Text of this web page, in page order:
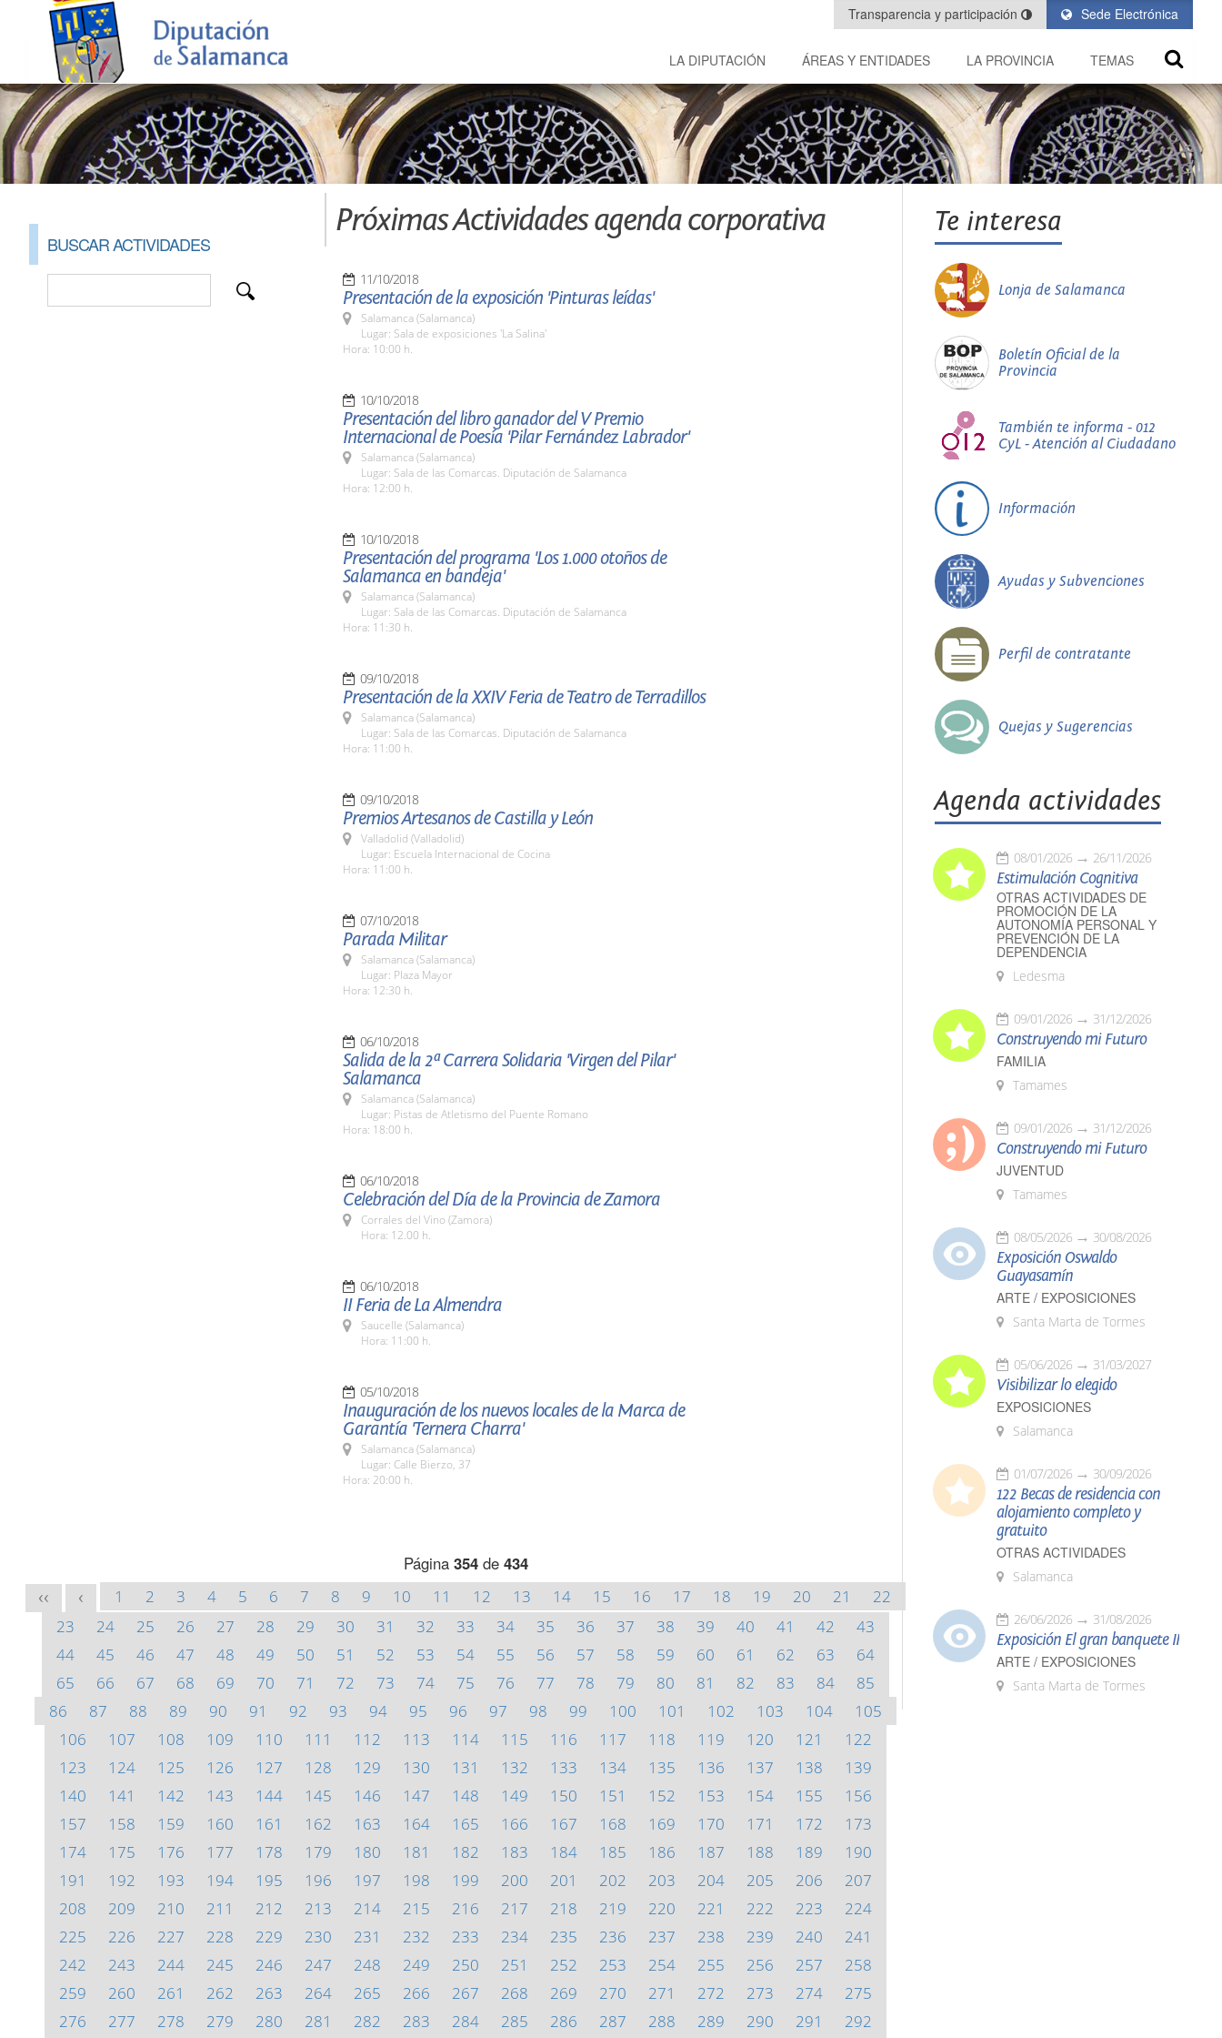
Sede Electrónica
Transparencia y participación
LA DIPUTACIÓN ÁREAS Y ENTIDADES LA PROVINCIA TEMAS
BUSCAR ACTIVIDADES
Próximas Actividades agenda corporativa
11/10/2018
Presentación de la exposición 'Pinturas leídas'
Salamanca (Salamanca)
Lugar: Sala de exposiciones 'La Salina'
Hora: 10:00 h.
10/10/2018
Presentación del libro ganador del V Premio
Internacional de Poesía 'Pilar Fernández Labrador'
Salamanca (Salamanca)
Lugar: Sala de las Comarcas. Diputación de Salamanca
Hora: 12:00 h.
10/10/2018
Presentación del programa 'Los 1.000 otoños de
Salamanca en bandeja'
Salamanca (Salamanca)
Lugar: Sala de las Comarcas. Diputación de Salamanca
Hora: 11:30 h.
09/10/2018
Presentación de la XXIV Feria de Teatro de Terradillos
Salamanca (Salamanca)
Lugar: Sala de las Comarcas. Diputación de Salamanca
Hora: 11:00 h.
09/10/2018
Premios Artesanos de Castilla y León
Valladolid (Valladolid)
Lugar: Escuela Internacional de Cocina
Hora: 11:00 h.
07/10/2018
Parada Militar
Salamanca (Salamanca)
Lugar: Plaza Mayor
Hora: 12:30 h.
06/10/2018
Salida de la 2ª Carrera Solidaria 'Virgen del Pilar'
Salamanca
Salamanca (Salamanca)
Lugar: Pistas de Atletismo del Puente Romano
Hora: 18:00 h.
06/10/2018
Celebración del Día de la Provincia de Zamora
Corrales del Vino (Zamora)
Hora: 12.00 h.
06/10/2018
II Feria de La Almendra
Saucelle (Salamanca)
Hora: 11:00 h.
05/10/2018
Inauguración de los nuevos locales de la Marca de
Garantía 'Ternera Charra'
Salamanca (Salamanca)
Lugar: Calle Bierzo, 37
Hora: 20:00 h.
Página 354de 434
<< < 1 2 3 4 5 6 7 8 9 10 11 12 13 14 15 16 17 18 19 20 21
22
23
24 25 26 27 28 29 30 31 32 33 34 35 36 37 38 39 40 41 42
43
44
45 46 47 48 49 50 51 52 53 54 55 56 57 58 59 60 61 62 63
64
65
66 67 68 69 70 71 72 73 74 75 76 77 78 79 80 81 82 83 84
85
86
87 88 89 90 91 92 93 94 95 96 97 98 99 100 101 102 103 104
105
106
107 108 109 110 111 112 113 114 115 116 117 118 119 120 121
122
123
124 125 126 127 128 129 130 131 132 133 134 135 136 137 138
139
140
141 142 143 144 145 146 147 148 149 150 151 152 153 154 155
156
157
158 159 160 161 162 163 164 165 166 167 168 169 170 171 172
173
174
175 176 177 178 179 180 181 182 183 184 185 186 187 188 189
190
191
192 193 194 195 196 197 198 199 200 201 202 203 204 205 206
207
208
209 210 211 212 213 214 215 216 217 218 219 220 221 222 223
224
225
226 227 228 229 230 231 232 233 234 235 236 237 238 239 240
241
242
243 244 245 246 247 248 249 250 251 252 253 254 255 256 257
258
259
260 261 262 263 264 265 266 267 268 269 270 271 272 273 274
275
276
277 278 279 280 281 282 283 284 285 286 287 288 289 290 291 292
Te interesa
Lonja de Salamanca
Boletín Oficial de la
Provincia
También te informa - 012
CyL - Atención al Ciudadano
Información
Ayudas y Subvenciones
Perfil de contratante
Quejas y Sugerencias
Agenda actividades
08/01/2026 26/11/2026
Estimulación Cognitiva
OTRAS ACTIVIDADES DE
PROMOCIÓN DE LA
AUTONOMÍA PERSONAL Y
PREVENCIÓN DE LA
DEPENDENCIA
Ledesma
09/01/2026 31/12/2026
Construyendo mi Futuro
FAMILIA
Tamames
09/01/2026 31/12/2026
Construyendo mi Futuro
JUVENTUD
Tamames
08/05/2026 30/08/2026
Exposición Oswaldo
Guayasamín
ARTE / EXPOSICIONES
Santa Marta de Tormes
05/06/2026 31/03/2027
Visibilizar lo elegido
EXPOSICIONES
Salamanca
01/07/2026 30/09/2026
122 Becas de residencia con
alojamiento completo y
gratuito
OTRAS ACTIVIDADES
Salamanca
26/06/2026 31/08/2026
Exposición El gran banquete II
ARTE / EXPOSICIONES
Santa Marta de Tormes